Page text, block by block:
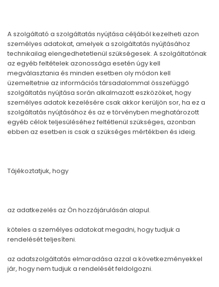
A szolgáltató a szolgáltatás nyújtása céljából kezelheti azon
személyes adatokat, amelyek a szolgáltatás nyújtásához
technikailag elengedhetetlenül szükségesek. A szolgáltatónak
az egyéb feltételek azonossága esetén úgy kell
megválasztania és minden esetben oly módon kell
üzemeltetnie az információs társadalommal összefüggő
szolgáltatás nyújtása során alkalmazott eszközöket, hogy
személyes adatok kezelésére csak akkor kerüljön sor, ha ez a
szolgáltatás nyújtásához és az e törvényben meghatározott
egyéb célok teljesüléséhez feltétlenül szükséges, azonban
ebben az esetben is csak a szükséges mértékben és ideig.
Tájékoztatjuk, hogy
az adatkezelés az Ön hozzájárulásán alapul.
köteles a személyes adatokat megadni, hogy tudjuk a
rendelését teljesíteni.
az adatszolgáltatás elmaradása azzal a következményekkel
jár, hogy nem tudjuk a rendelését feldolgozni.